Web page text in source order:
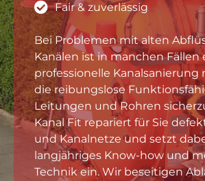
Fair & zuverlässig
Bei Problemen mit alten
Kanälen ist in manchen Fällen
professionelle Kanalsanierung
die reibungslose
Leitungen und Rohren
Kanal Fit repariert für Sie
und Kanalnetze und setzt
langjähriges Know-how und
Technik ein. Wir beseitigen